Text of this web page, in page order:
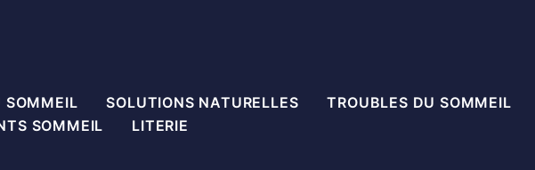
SOMMEIL SOLUTIONS NATURELLES
TROUBLES DU SOMMEIL
SOMMEIL
LITERIE